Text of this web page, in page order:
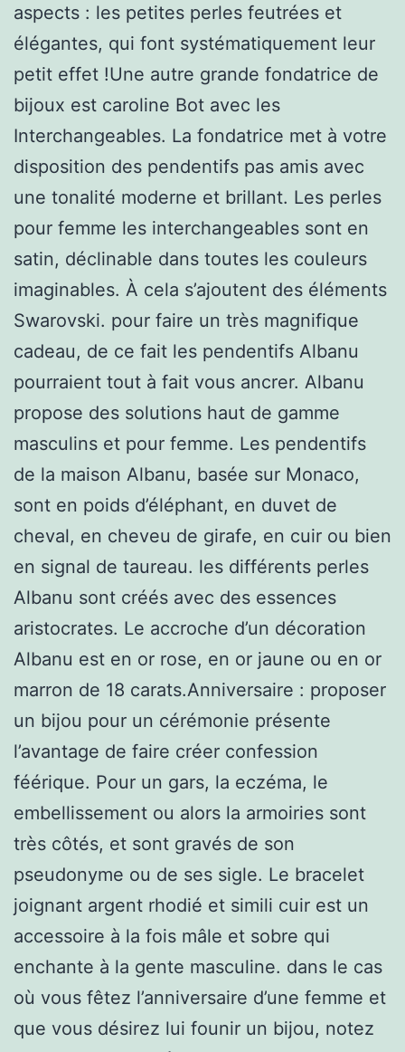
aspects : les petites perles feutrées et
élégantes, qui font systématiquement leur
petit effet !Une autre grande fondatrice de
bijoux est caroline Bot avec les
Interchangeables. La fondatrice met à votre
disposition des pendentifs pas amis avec
une tonalité moderne et brillant. Les perles
pour femme les interchangeables sont en
satin, déclinable dans toutes les couleurs
imaginables. À cela s’ajoutent des éléments
Swarovski. pour faire un très magnifique
cadeau, de ce fait les pendentifs Albanu
pourraient tout à fait vous ancrer. Albanu
propose des solutions haut de gamme
masculins et pour femme. Les pendentifs
de la maison Albanu, basée sur Monaco,
sont en poids d’éléphant, en duvet de
cheval, en cheveu de girafe, en cuir ou bien
en signal de taureau. les différents perles
Albanu sont créés avec des essences
aristocrates. Le accroche d’un décoration
Albanu est en or rose, en or jaune ou en or
marron de 18 carats.Anniversaire : proposer
un bijou pour un cérémonie présente
l’avantage de faire créer confession
féérique. Pour un gars, la eczéma, le
embellissement ou alors la armoiries sont
très côtés, et sont gravés de son
pseudonyme ou de ses sigle. Le bracelet
joignant argent rhodié et simili cuir est un
accessoire à la fois mâle et sobre qui
enchante à la gente masculine. dans le cas
où vous fêtez l’anniversaire d’une femme et
que vous désirez lui founir un bijou, notez